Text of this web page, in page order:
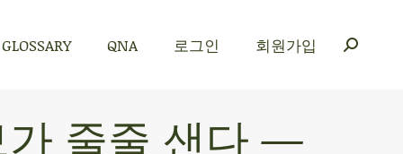
GLOSSARY QNA 로그인 회원가입
가 줄줄 샌다 —
로그인 회원가입